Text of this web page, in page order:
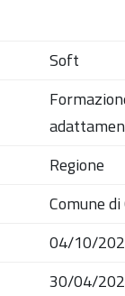
Soft
Regione
Comune
04/10/
30/04/